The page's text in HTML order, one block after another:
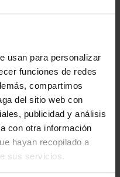
usan para personalizar
funciones de redes
compartimos
del sitio web con
publicidad y análisis
con otra información
hayan recopilado a
sus servicios.
esta ha sido
década”. Así lo ha sido
Ignacio Mujika,
de la feria, Carreras
positiva al respecto. La
Instituto Vasco
de artistas vascos en